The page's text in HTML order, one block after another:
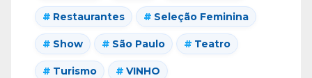
Restaurantes Seleção Feminina
Show São Paulo Teatro
Turismo VINHO